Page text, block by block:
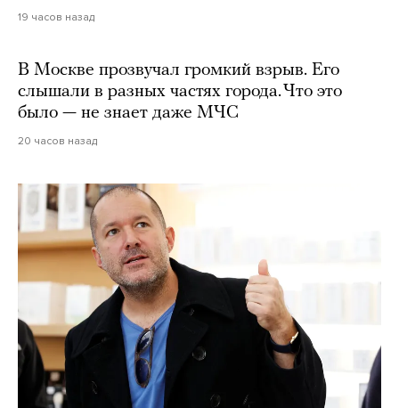
19 часов назад
В Москве прозвучал громкий взрыв. Его
слышали в разных частях города. Что это
было — не знает даже МЧС
20 часов назад